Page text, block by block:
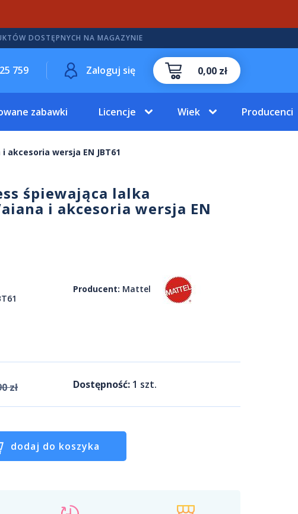
DOSTĘPNYCH NA MAGAZYNIE
0,00 zł
Zaloguj się
759
zabawki Licencje Wiek Producenci
akcesoria wersja EN JBT61
śpiewająca lalka
i akcesoria wersja EN
Producent: Mattel
zł Dostępność: 1 szt.
dodaj do koszyka